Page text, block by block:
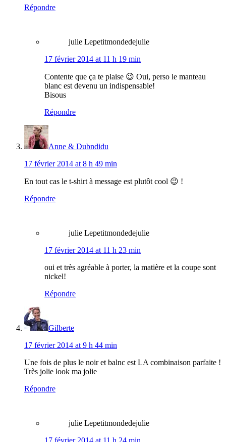
Répondre
julie Lepetitmondedejulie
17 février 2014 at 11 h 19 min
Contente que ça te plaise 😉 Oui, perso le manteau
blanc est devenu un indispensable!
Bisous
Répondre
Anne & Dubndidu
17 février 2014 at 8 h 49 min
En tout cas le t-shirt à message est plutôt cool 😉 !
Répondre
julie Lepetitmondedejulie
17 février 2014 at 11 h 23 min
oui et très agréable à porter, la matière et la coupe sont
nickel!
Répondre
Gilberte
17 février 2014 at 9 h 44 min
Une fois de plus le noir et balnc est LA combinaison parfaite !
Très jolie look ma jolie
Répondre
julie Lepetitmondedejulie